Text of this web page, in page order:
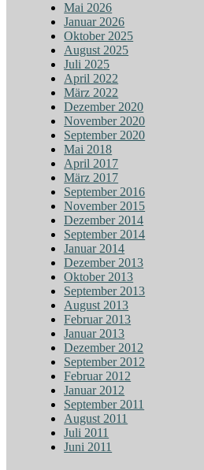
Mai 2026
Januar 2026
Oktober 2025
August 2025
Juli 2025
April 2022
März 2022
Dezember 2020
November 2020
September 2020
Mai 2018
April 2017
März 2017
September 2016
November 2015
Dezember 2014
September 2014
Januar 2014
Dezember 2013
Oktober 2013
September 2013
August 2013
Februar 2013
Januar 2013
Dezember 2012
September 2012
Februar 2012
Januar 2012
September 2011
August 2011
Juli 2011
Juni 2011